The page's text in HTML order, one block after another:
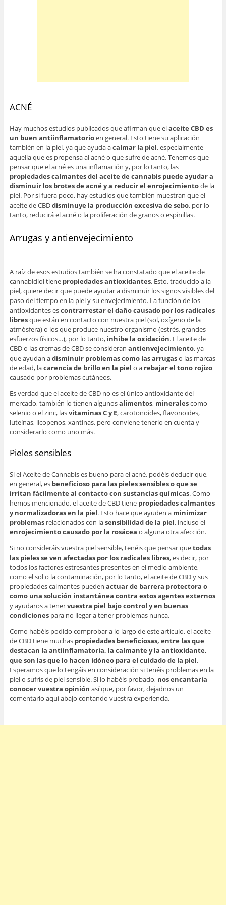
ACNÉ
Hay muchos estudios publicados que afirman que elaceite CBD es
un buen antiinflamatorioen general. Esto tiene su aplicación
también en la piel, ya que ayuda acalmar la piel, especialmente
aquella que es propensa al acné o que sufre de acné. Tenemos que
pensar que el acné es una inflamación y, por lo tanto, las
propiedades calmantes del aceite de cannabis puede ayudar a
disminuir los brotes de acné y a reducir el enrojecimientode la
piel. Por si fuera poco, hay estudios que también muestran que el
aceite de CBDdisminuye la producción excesiva de sebo, por lo
tanto, reducirá el acné o la proliferación de granos o espinillas.
Arrugas y antienvejecimiento
A raíz de esos estudios también se ha constatado que el aceite de
cannabidiol tiene propiedades antioxidantes. Esto, traducido a la
piel, quiere decir que puede ayudar a disminuir los signos visibles del
paso del tiempo en la piel y su envejecimiento. La función de los
antioxidantes escontrarrestar el daño causado por los radicales
libresque están en contacto con nuestra piel (sol, oxígeno de la
atmósfera) o los que produce nuestro organismo (estrés, grandes
esfuerzos físicos…), por lo tanto, inhibe la oxidación. El aceite de
CBD o las cremas de CBD se consideran antienvejecimiento, ya
que ayudan adisminuir problemas como las arrugaso las marcas
de edad, lacarencia de brillo en la piel o a rebajar el tono rojizo
causado por problemas cutáneos.
Es verdad que el aceite de CBD no es el único antioxidante del
mercado, también lo tienen algunosalimentos, mineralescomo
selenio o el zinc, lasvitaminas C y E, carotonoides, flavonoides,
luteínas, licopenos, xantinas, pero conviene tenerlo en cuenta y
considerarlo como uno más.
Pieles sensibles
Si el Aceite de Cannabis es bueno para el acné, podéis deducir que,
en general, es beneficioso para las pieles sensibles o que se
irritan fácilmente al contacto con sustancias químicas. Como
hemos mencionado, el aceite de CBD tiene propiedades calmantes
y normalizadoras en la piel. Esto hace que ayuden a minimizar
problemasrelacionados con lasensibilidad de la piel, incluso el
enrojecimiento causado por la rosácea o alguna otra afección.
Si no consideráis vuestra piel sensible, tenéis que pensar quetodas
las pieles se ven afectadas por los radicales libres, es decir, por
todos los factores estresantes presentes en el medio ambiente,
como el sol o la contaminación, por lo tanto, el aceite de CBD y sus
propiedades calmantes pueden actuar de barrera protectora o
como una solución instantánea contra estos agentes externos
y ayudaros a tenervuestra piel bajo control y en buenas
condicionespara no llegar a tener problemas nunca.
Como habéis podido comprobar a lo largo de este artículo, el aceite
de CBD tiene muchas propiedades beneficiosas, entre las que
destacan la antiinflamatoria, la calmante y la antioxidante,
que son las que lo hacen idóneo para el cuidado de la piel.
Esperamos que lo tengáis en consideración si tenéis problemas en la
piel o sufrís de piel sensible. Si lo habéis probado, nos encantaría
conocer vuestra opinión así que, por favor, dejadnos un
comentario aquí abajo contando vuestra experiencia.